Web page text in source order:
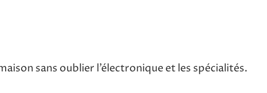
sans oublier l’électronique et les spécialités.